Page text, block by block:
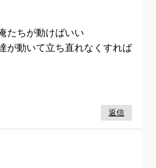
たちが動けばいい
が動いて立ち直れなくすれば
返信